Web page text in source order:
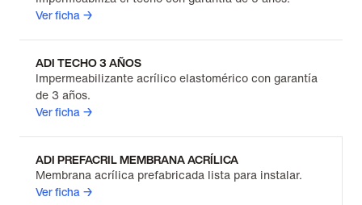
Ver ficha →
ADI TECHO 3 AÑOS
Impermeabilizante acrílico elastomérico con garantía
de 3 años.
Ver ficha →
ADI PREFACRIL MEMBRANA ACRÍLICA
Membrana acrílica prefabricada lista para instalar.
Ver ficha →